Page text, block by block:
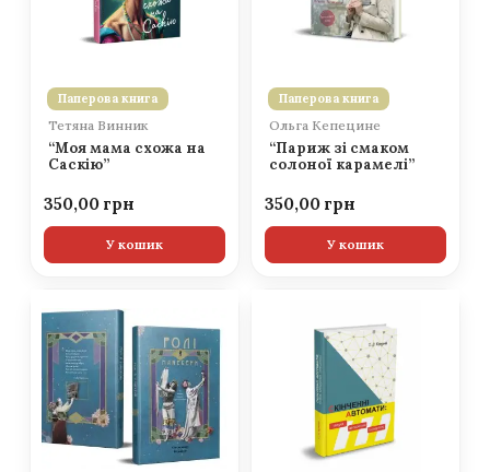
Паперова книга
Тетяна Винник
“Моя мама схожа на
Саскію”
350,00
У кошик
Паперова книга
Ольга Кепецине
“Париж зі смаком
солоної карамелі”
350,00
У кошик